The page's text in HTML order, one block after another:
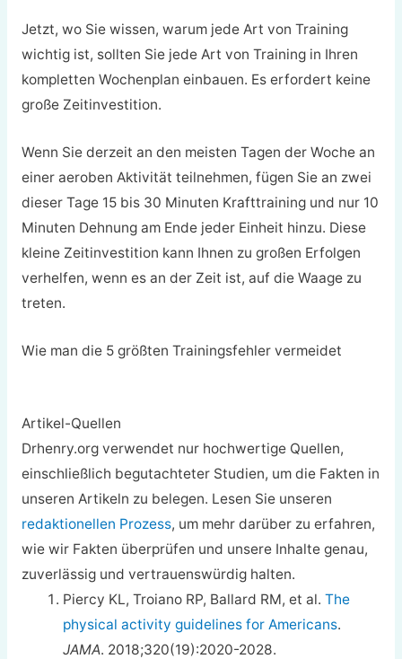
Jetzt, wo Sie wissen, warum jede Art von Training
wichtig ist, sollten Sie jede Art von Training in Ihren
kompletten Wochenplan einbauen. Es erfordert keine
große Zeitinvestition.
Wenn Sie derzeit an den meisten Tagen der Woche an
einer aeroben Aktivität teilnehmen, fügen Sie an zwei
dieser Tage 15 bis 30 Minuten Krafttraining und nur 10
Minuten Dehnung am Ende jeder Einheit hinzu. Diese
kleine Zeitinvestition kann Ihnen zu großen Erfolgen
verhelfen, wenn es an der Zeit ist, auf die Waage zu
treten.
Wie man die 5 größten Trainingsfehler vermeidet
Artikel-Quellen
Drhenry.org verwendet nur hochwertige Quellen,
einschließlich begutachteter Studien, um die Fakten in
unseren Artikeln zu belegen. Lesen Sie unseren
redaktionellen Prozess, um mehr darüber zu erfahren,
wie wir Fakten überprüfen und unsere Inhalte genau,
zuverlässig und vertrauenswürdig halten.
Piercy KL, Troiano RP, Ballard RM, et al.The
physical activity guidelines for Americans.
JAMA. 2018;320(19):2020-2028.